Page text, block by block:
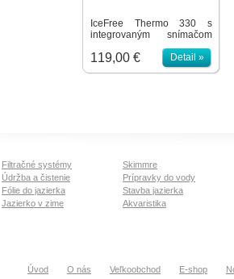
IceFree Thermo 330 s
integrovaným snímačom
zamrznutia hladiny
zabezpečí Vaše jazierko po
celú zimu. Je bezpečný pre
kvalitného extrudovaného
polystyrénu. 10m kábel
súčasťou dodávky.
119,00 € Detail »
Filtračné systémy
Skimmre
Údržba a čistenie
Prípravky do vody
Fólie do jazierka
Stavba jazierka
Jazierko v zime Akvaristika
Úvod O nás Veľkoobchod E-shop